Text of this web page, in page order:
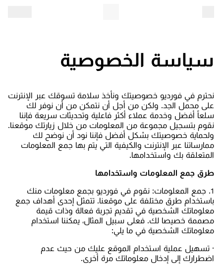
سياسة الخصوصية
نحترم في فورديو خصوصيتك ونأخذ سلامة تسوقك عبر الإنترنت
على محمل الجد. ولكن من أجل أن نتمكن من أن نوفر لك
سلعاً أفضل وخدمة عملاء أكثر فاعلية وتحديثات سريعة فإننا
نقوم بتسجيل مجموعة من المعلومات من خلال زيارتك موقعنا.
ولحماية خصوصيتك بشكل أفضل فإننا نود أن نوضح لك
ممارساتنا عبر الإنترنت والكيفية التي يتم بها جمع المعلومات
المتعلقة بك واستخدامها.
طرق جمع المعلومات واستخدامها
1. جمع المعلومات: نقوم في فورديو بجمع معلومات منك
باستخدام طرق مختلفة على موقعنا. تتمثل إحدى أهداف جمع
معلوماتك الشخصية في تقديم تجربة فعالة وذات قيمة
مصممة خصيصا لك. فعلى سبيل المثال، يمكننا استخدام
معلوماتك الشخصية في ما يلي:
· تسهيل عملية استخدام الموقع عليك من حيث عدم
اضطرارك إلى إدخال معلوماتك مرة أخرى.